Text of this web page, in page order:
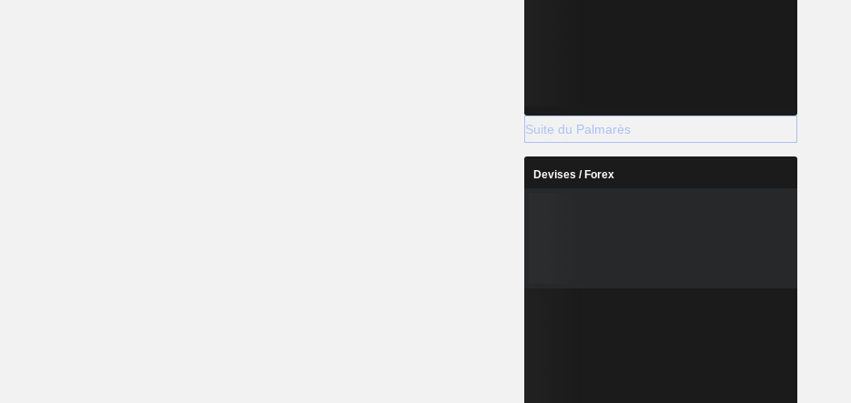
Suite du Palmarès
Devises / Forex